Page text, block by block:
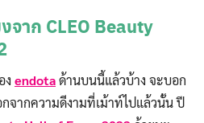
าก CLEO Beauty
ง endotaด้านบนนี้แล้วบ้าง จะบอก
จากความดีงามที่เม้าท์ไปแล้วนั้น ปี